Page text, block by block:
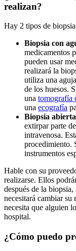
realizan?
Hay 2 tipos de biopsia
Biopsia con
medicamentos
pueden usar
realizará la
utiliza una
de los huesos.
una tomografía
una ecografía
Biopsia abierta
extirpar parte
intravenosa.
procedimiento.
instrumentos
Hable con su
realizarse. Ellos
después de la
necesitará cambiar
necesita que alguien
hospital.
¿Cómo puedo